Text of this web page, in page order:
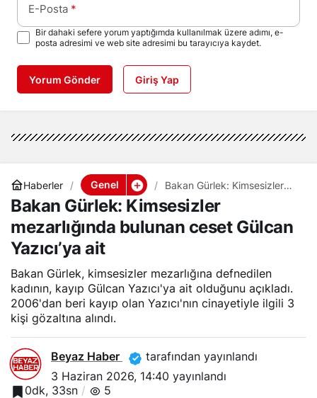
E-Posta *
Bir dahaki sefere yorum yaptığımda kullanılmak üzere adımı, e-
posta adresimi ve web site adresimi bu tarayıcıya kaydet.
Yorum Gönder Giriş Yap
Haberler Genel
Bakan Gürlek: Kimsesizler
mezarlığında bulunan ceset
Gülcan Yazıcı’ya ait
Bakan Gürlek: Kimsesizler
mezarlığında bulunan ceset Gülcan
Yazıcı’ya ait
Bakan Gürlek, kimsesizler mezarlığına defnedilen
kadının, kayıp Gülcan Yazıcı'ya ait olduğunu açıkladı.
2006'dan beri kayıp olan Yazıcı'nın cinayetiyle ilgili 3
kişi gözaltına alındı.
Beyaz Haber
tarafından yayınlandı
3 Haziran 2026, 14:40 yayınlandı
0dk, 33sn
5